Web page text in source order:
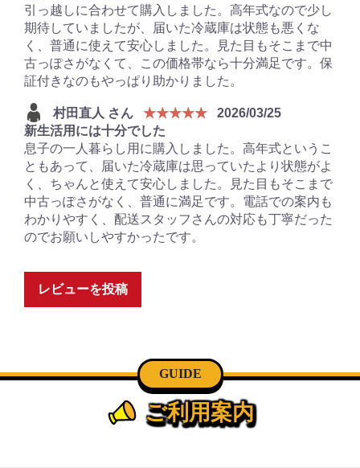
引っ越しに合わせて購入しました。高年式なので少し
期待していましたが、届いた冷蔵庫は状態も悪くな
く、普通に使えて安心しました。見た目もそこまで中
古っぽさがなくて、この価格帯なら十分満足です。保
証付きなのもやっぱり助かりました。
村田直人 さん ★★★★★
2026/03/25
新生活用には十分でした
息子の一人暮らし用に購入しました。高年式というこ
ともあって、届いた冷蔵庫は思っていたより状態がよ
く、ちゃんと使えて安心しました。見た目もそこまで
中古っぽさがなく、普通に満足です。電話での案内も
わかりやすく、配送スタッフさんの対応も丁寧だった
のでお願いしやすかったです。
レビューを投稿
GUIDE
ご利用案内